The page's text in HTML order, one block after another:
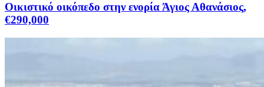
Οικιστικό οικόπεδο στην ενορία Άγιος Αθανάσιος,
€290,000